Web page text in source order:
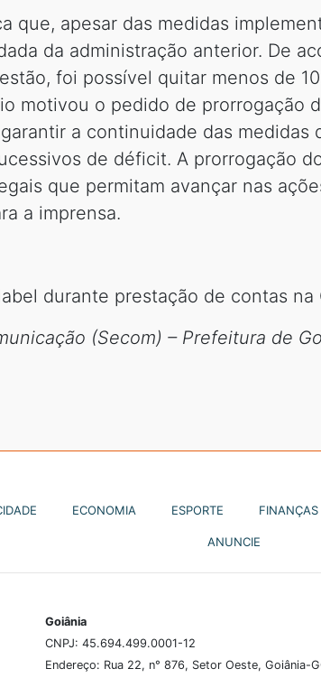
que, apesar das medidas
da administração anterior. De
foi possível quitar menos de
motivou o pedido de prorrogação
a continuidade das medidas
de déficit. A prorrogação
que permitam avançar nas
a imprensa.
durante prestação de contas na
(Secom) – Prefeitura de
ECONOMIA ESPORTE FINANÇAS
ANUNCIE
Goiânia
CNPJ: 45.694.499.0001-12
Endereço: Rua 22, n° 876, Setor Oeste, Goiânia-